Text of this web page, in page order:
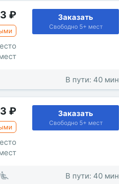
₽ Заказать
Свободно 5+ мест
В пути: 40 мин
₽ Заказать
Свободно 5+ мест
В пути: 40 мин